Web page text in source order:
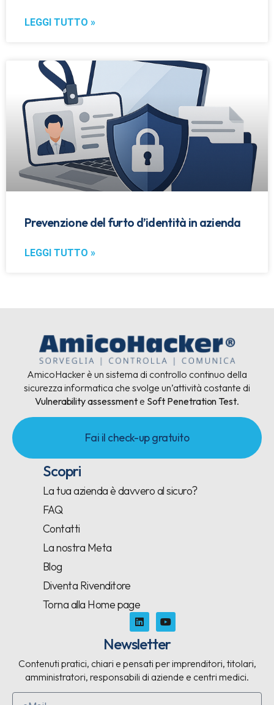
LEGGI TUTTO »
Prevenzione del furto d’identità in azienda
LEGGI TUTTO »
AmicoHacker è un sistema di controllo continuo della
sicurezza informatica che svolge un’attività costante di
Vulnerability assessmente Soft Penetration Test.
Fai il check-up gratuito
Scopri
La tua azienda è davvero al sicuro?
FAQ
Contatti
La nostra Meta
Blog
Diventa Rivenditore
Torna alla Home page
Newsletter
Contenuti pratici, chiari e pensati per imprenditori, titolari,
amministratori, responsabili di aziende e centri medici.